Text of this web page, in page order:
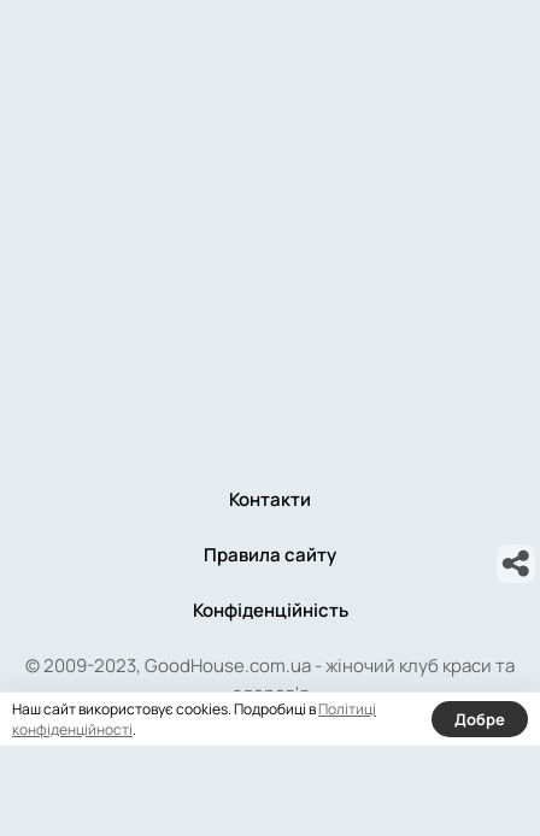
© 2009-2023, GoodHouse.com.ua - жіночий клуб краси та
здоров'я
Контакти
Правила сайту
Конфіденційність
Наш сайт використовує cookies. Подробиці вПолітиці
конфіденційності. Добре